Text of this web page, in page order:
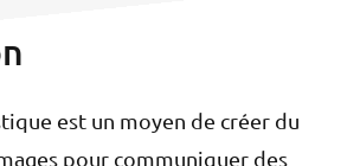
est un moyen de créer du
pour communiquer des